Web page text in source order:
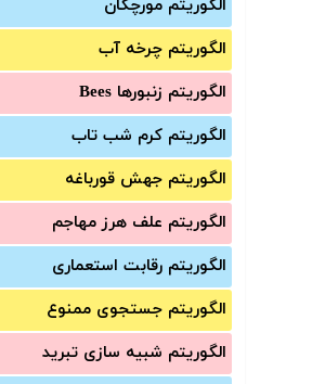
الگوریتم مورچگان
الگوریتم چرخه آب
الگوریتم زنبورها Bees
الگوریتم کرم شب تاب
الگوریتم جهش قورباغه
الگوریتم علف هرز مهاجم
الگوریتم رقابت استعماری
الگوریتم جستجوی ممنوع
الگوریتم شبیه سازی تبرید